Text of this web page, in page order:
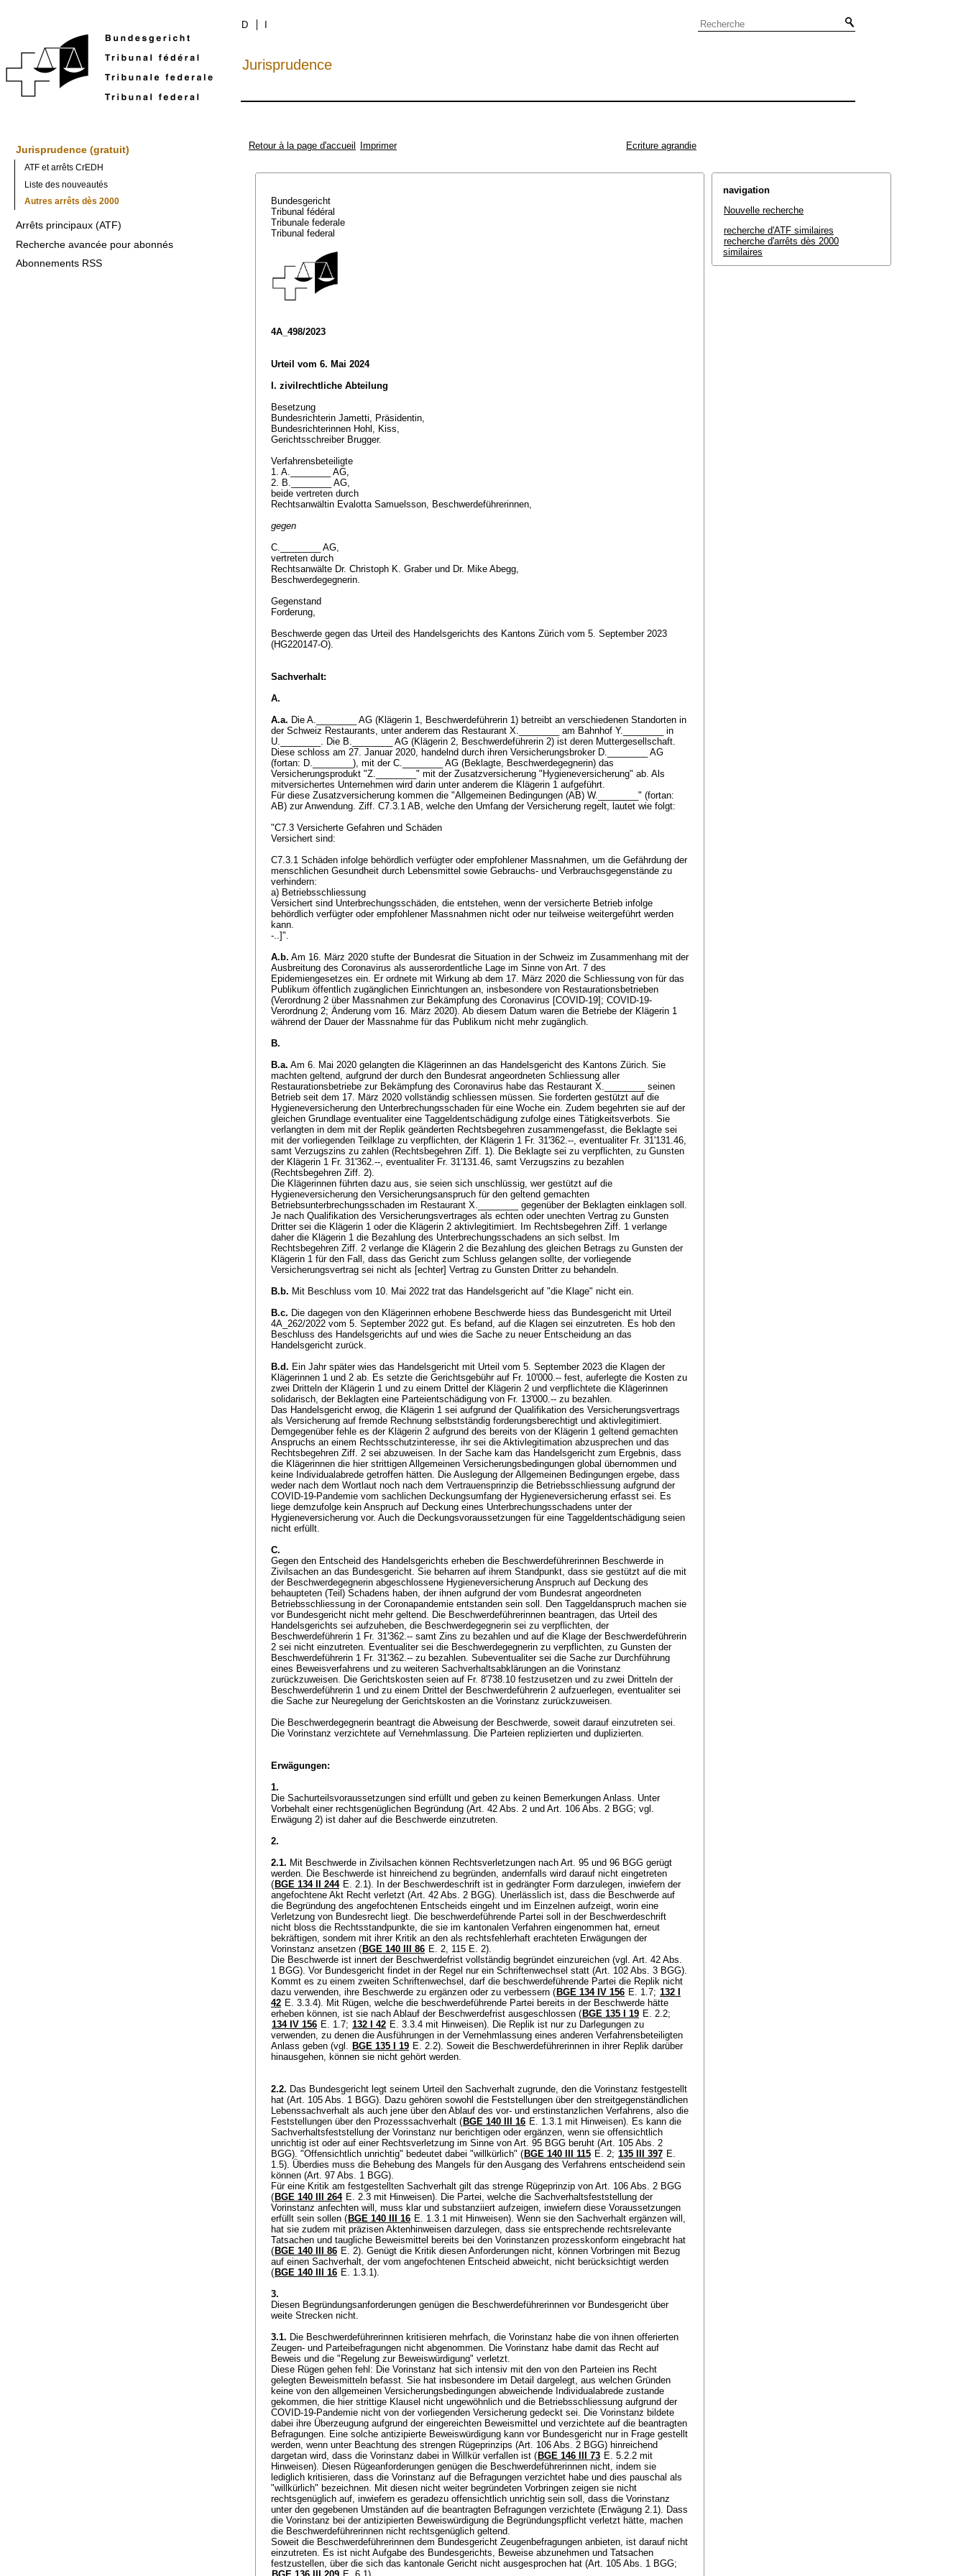
D
Jurisprudence
Jurisprudence (gratuit)
ATF et arrêts CrEDH
Liste des nouveautés
Autres arrêts dès 2000
Arrêts principaux (ATF)
Recherche avancée pour abonnés
Abonnements RSS
Retour à la page d'accueil Imprimer Ecriture agrandie
Bundesgericht
Tribunal fédéral
Tribunale federale
Tribunal federal
4A_498/2023
Urteil vom 6. Mai 2024
I. zivilrechtliche Abteilung
Besetzung
Bundesrichterin Jametti, Präsidentin,
Bundesrichterinnen Hohl, Kiss,
Gerichtsschreiber Brugger.
Verfahrensbeteiligte
1. A.________ AG,
2. B.________ AG,
beide vertreten durch
Rechtsanwältin Evalotta Samuelsson, Beschwerdeführerinnen,
gegen
C.________ AG,
vertreten durch
Rechtsanwälte Dr. Christoph K. Graber und Dr. Mike Abegg,
Beschwerdegegnerin.
Gegenstand
Forderung,
Beschwerde gegen das Urteil des Handelsgerichts des Kantons Zürich vom 5. September 2023
(HG220147-O).
Sachverhalt:
A.
A.a. Die A.________ AG (Klägerin 1, Beschwerdeführerin 1) betreibt an verschiedenen Standorten in
der Schweiz Restaurants, unter anderem das Restaurant X.________ am Bahnhof Y.________ in
U.________. Die B.________ AG (Klägerin 2, Beschwerdeführerin 2) ist deren Muttergesellschaft.
Diese schloss am 27. Januar 2020, handelnd durch ihren Versicherungsbroker D.________ AG
(fortan: D.________), mit der C.________ AG (Beklagte, Beschwerdegegnerin) das
Versicherungsprodukt "Z.________" mit der Zusatzversicherung "Hygieneversicherung" ab. Als
mitversichertes Unternehmen wird darin unter anderem die Klägerin 1 aufgeführt.
Für diese Zusatzversicherung kommen die "Allgemeinen Bedingungen (AB) W.________" (fortan:
AB) zur Anwendung. Ziff. C7.3.1 AB, welche den Umfang der Versicherung regelt, lautet wie folgt:
"C7.3 Versicherte Gefahren und Schäden
Versichert sind:
C7.3.1 Schäden infolge behördlich verfügter oder empfohlener Massnahmen, um die Gefährdung der
menschlichen Gesundheit durch Lebensmittel sowie Gebrauchs- und Verbrauchsgegenstände zu
verhindern:
a) Betriebsschliessung
Versichert sind Unterbrechungsschäden, die entstehen, wenn der versicherte Betrieb infolge
behördlich verfügter oder empfohlener Massnahmen nicht oder nur teilweise weitergeführt werden
kann.
-..]".
A.b. Am 16. März 2020 stufte der Bundesrat die Situation in der Schweiz im Zusammenhang mit der
Ausbreitung des Coronavirus als ausserordentliche Lage im Sinne von Art. 7 des
Epidemiengesetzes ein. Er ordnete mit Wirkung ab dem 17. März 2020 die Schliessung von für das
Publikum öffentlich zugänglichen Einrichtungen an, insbesondere von Restaurationsbetrieben
(Verordnung 2 über Massnahmen zur Bekämpfung des Coronavirus [COVID-19]; COVID-19-
Verordnung 2; Änderung vom 16. März 2020). Ab diesem Datum waren die Betriebe der Klägerin 1
während der Dauer der Massnahme für das Publikum nicht mehr zugänglich.
B.
B.a. Am 6. Mai 2020 gelangten die Klägerinnen an das Handelsgericht des Kantons Zürich. Sie
machten geltend, aufgrund der durch den Bundesrat angeordneten Schliessung aller
Restaurationsbetriebe zur Bekämpfung des Coronavirus habe das Restaurant X.________ seinen
Betrieb seit dem 17. März 2020 vollständig schliessen müssen. Sie forderten gestützt auf die
Hygieneversicherung den Unterbrechungsschaden für eine Woche ein. Zudem begehrten sie auf der
gleichen Grundlage eventualiter eine Taggeldentschädigung zufolge eines Tätigkeitsverbots. Sie
verlangten in dem mit der Replik geänderten Rechtsbegehren zusammengefasst, die Beklagte sei
mit der vorliegenden Teilklage zu verpflichten, der Klägerin 1 Fr. 31'362.--, eventualiter Fr. 31'131.46,
samt Verzugszins zu zahlen (Rechtsbegehren Ziff. 1). Die Beklagte sei zu verpflichten, zu Gunsten
der Klägerin 1 Fr. 31'362.--, eventualiter Fr. 31'131.46, samt Verzugszins zu bezahlen
(Rechtsbegehren Ziff. 2).
Die Klägerinnen führten dazu aus, sie seien sich unschlüssig, wer gestützt auf die
Hygieneversicherung den Versicherungsanspruch für den geltend gemachten
Betriebsunterbrechungsschaden im Restaurant X.________ gegenüber der Beklagten einklagen soll.
Je nach Qualifikation des Versicherungsvertrages als echten oder unechten Vertrag zu Gunsten
Dritter sei die Klägerin 1 oder die Klägerin 2 aktivlegitimiert. Im Rechtsbegehren Ziff. 1 verlange
daher die Klägerin 1 die Bezahlung des Unterbrechungsschadens an sich selbst. Im
Rechtsbegehren Ziff. 2 verlange die Klägerin 2 die Bezahlung des gleichen Betrags zu Gunsten der
Klägerin 1 für den Fall, dass das Gericht zum Schluss gelangen sollte, der vorliegende
Versicherungsvertrag sei nicht als [echter] Vertrag zu Gunsten Dritter zu behandeln.
B.b. Mit Beschluss vom 10. Mai 2022 trat das Handelsgericht auf "die Klage" nicht ein.
B.c. Die dagegen von den Klägerinnen erhobene Beschwerde hiess das Bundesgericht mit Urteil
4A_262/2022 vom 5. September 2022 gut. Es befand, auf die Klagen sei einzutreten. Es hob den
Beschluss des Handelsgerichts auf und wies die Sache zu neuer Entscheidung an das
Handelsgericht zurück.
B.d. Ein Jahr später wies das Handelsgericht mit Urteil vom 5. September 2023 die Klagen der
Klägerinnen 1 und 2 ab. Es setzte die Gerichtsgebühr auf Fr. 10'000.-- fest, auferlegte die Kosten zu
zwei Dritteln der Klägerin 1 und zu einem Drittel der Klägerin 2 und verpflichtete die Klägerinnen
solidarisch, der Beklagten eine Parteientschädigung von Fr. 13'000.-- zu bezahlen.
Das Handelsgericht erwog, die Klägerin 1 sei aufgrund der Qualifikation des Versicherungsvertrags
als Versicherung auf fremde Rechnung selbstständig forderungsberechtigt und aktivlegitimiert.
Demgegenüber fehle es der Klägerin 2 aufgrund des bereits von der Klägerin 1 geltend gemachten
Anspruchs an einem Rechtsschutzinteresse, ihr sei die Aktivlegitimation abzusprechen und das
Rechtsbegehren Ziff. 2 sei abzuweisen. In der Sache kam das Handelsgericht zum Ergebnis, dass
die Klägerinnen die hier strittigen Allgemeinen Versicherungsbedingungen global übernommen und
keine Individualabrede getroffen hätten. Die Auslegung der Allgemeinen Bedingungen ergebe, dass
weder nach dem Wortlaut noch nach dem Vertrauensprinzip die Betriebsschliessung aufgrund der
COVID-19-Pandemie vom sachlichen Deckungsumfang der Hygieneversicherung erfasst sei. Es
liege demzufolge kein Anspruch auf Deckung eines Unterbrechungsschadens unter der
Hygieneversicherung vor. Auch die Deckungsvoraussetzungen für eine Taggeldentschädigung seien
nicht erfüllt.
C.
Gegen den Entscheid des Handelsgerichts erheben die Beschwerdeführerinnen Beschwerde in
Zivilsachen an das Bundesgericht. Sie beharren auf ihrem Standpunkt, dass sie gestützt auf die mit
der Beschwerdegegnerin abgeschlossene Hygieneversicherung Anspruch auf Deckung des
behaupteten (Teil) Schadens haben, der ihnen aufgrund der vom Bundesrat angeordneten
Betriebsschliessung in der Coronapandemie entstanden sein soll. Den Taggeldanspruch machen sie
vor Bundesgericht nicht mehr geltend. Die Beschwerdeführerinnen beantragen, das Urteil des
Handelsgerichts sei aufzuheben, die Beschwerdegegnerin sei zu verpflichten, der
Beschwerdeführerin 1 Fr. 31'362.-- samt Zins zu bezahlen und auf die Klage der Beschwerdeführerin
2 sei nicht einzutreten. Eventualiter sei die Beschwerdegegnerin zu verpflichten, zu Gunsten der
Beschwerdeführerin 1 Fr. 31'362.-- zu bezahlen. Subeventualiter sei die Sache zur Durchführung
eines Beweisverfahrens und zu weiteren Sachverhaltsabklärungen an die Vorinstanz
zurückzuweisen. Die Gerichtskosten seien auf Fr. 8'738.10 festzusetzen und zu zwei Dritteln der
Beschwerdeführerin 1 und zu einem Drittel der Beschwerdeführerin 2 aufzuerlegen, eventualiter sei
die Sache zur Neuregelung der Gerichtskosten an die Vorinstanz zurückzuweisen.
Die Beschwerdegegnerin beantragt die Abweisung der Beschwerde, soweit darauf einzutreten sei.
Die Vorinstanz verzichtete auf Vernehmlassung. Die Parteien replizierten und duplizierten.
Erwägungen:
1.
Die Sachurteilsvoraussetzungen sind erfüllt und geben zu keinen Bemerkungen Anlass. Unter
Vorbehalt einer rechtsgenüglichen Begründung (Art. 42 Abs. 2 und Art. 106 Abs. 2 BGG; vgl.
Erwägung 2) ist daher auf die Beschwerde einzutreten.
2.
2.1. Mit Beschwerde in Zivilsachen können Rechtsverletzungen nach Art. 95 und 96 BGG gerügt
werden. Die Beschwerde ist hinreichend zu begründen, andernfalls wird darauf nicht eingetreten
( BGE 134 II 244 E. 2.1). In der Beschwerdeschrift ist in gedrängter Form darzulegen, inwiefern der
angefochtene Akt Recht verletzt (Art. 42 Abs. 2 BGG). Unerlässlich ist, dass die Beschwerde auf
die Begründung des angefochtenen Entscheids eingeht und im Einzelnen aufzeigt, worin eine
Verletzung von Bundesrecht liegt. Die beschwerdeführende Partei soll in der Beschwerdeschrift
nicht bloss die Rechtsstandpunkte, die sie im kantonalen Verfahren eingenommen hat, erneut
bekräftigen, sondern mit ihrer Kritik an den als rechtsfehlerhaft erachteten Erwägungen der
Vorinstanz ansetzen ( BGE 140 III 86 E. 2, 115 E. 2).
Die Beschwerde ist innert der Beschwerdefrist vollständig begründet einzureichen (vgl. Art. 42 Abs.
1 BGG). Vor Bundesgericht findet in der Regel nur ein Schriftenwechsel statt (Art. 102 Abs. 3 BGG).
Kommt es zu einem zweiten Schriftenwechsel, darf die beschwerdeführende Partei die Replik nicht
dazu verwenden, ihre Beschwerde zu ergänzen oder zu verbessern ( BGE 134 IV 156 E. 1.7; 132 I
42 E. 3.3.4). Mit Rügen, welche die beschwerdeführende Partei bereits in der Beschwerde hätte
erheben können, ist sie nach Ablauf der Beschwerdefrist ausgeschlossen ( BGE 135 I 19 E. 2.2;
134 IV 156 E. 1.7; 132 I 42 E. 3.3.4 mit Hinweisen). Die Replik ist nur zu Darlegungen zu
verwenden, zu denen die Ausführungen in der Vernehmlassung eines anderen Verfahrensbeteiligten
Anlass geben (vgl. BGE 135 I 19 E. 2.2). Soweit die Beschwerdeführerinnen in ihrer Replik darüber
hinausgehen, können sie nicht gehört werden.
2.2. Das Bundesgericht legt seinem Urteil den Sachverhalt zugrunde, den die Vorinstanz festgestellt
hat (Art. 105 Abs. 1 BGG). Dazu gehören sowohl die Feststellungen über den streitgegenständlichen
Lebenssachverhalt als auch jene über den Ablauf des vor- und erstinstanzlichen Verfahrens, also die
Feststellungen über den Prozesssachverhalt ( BGE 140 III 16 E. 1.3.1 mit Hinweisen). Es kann die
Sachverhaltsfeststellung der Vorinstanz nur berichtigen oder ergänzen, wenn sie offensichtlich
unrichtig ist oder auf einer Rechtsverletzung im Sinne von Art. 95 BGG beruht (Art. 105 Abs. 2
BGG). "Offensichtlich unrichtig" bedeutet dabei "willkürlich" ( BGE 140 III 115 E. 2; 135 III 397 E.
1.5). Überdies muss die Behebung des Mangels für den Ausgang des Verfahrens entscheidend sein
können (Art. 97 Abs. 1 BGG).
Für eine Kritik am festgestellten Sachverhalt gilt das strenge Rügeprinzip von Art. 106 Abs. 2 BGG
( BGE 140 III 264 E. 2.3 mit Hinweisen). Die Partei, welche die Sachverhaltsfeststellung der
Vorinstanz anfechten will, muss klar und substanziiert aufzeigen, inwiefern diese Voraussetzungen
erfüllt sein sollen ( BGE 140 III 16 E. 1.3.1 mit Hinweisen). Wenn sie den Sachverhalt ergänzen will,
hat sie zudem mit präzisen Aktenhinweisen darzulegen, dass sie entsprechende rechtsrelevante
Tatsachen und taugliche Beweismittel bereits bei den Vorinstanzen prozesskonform eingebracht hat
( BGE 140 III 86 E. 2). Genügt die Kritik diesen Anforderungen nicht, können Vorbringen mit Bezug
auf einen Sachverhalt, der vom angefochtenen Entscheid abweicht, nicht berücksichtigt werden
( BGE 140 III 16 E. 1.3.1).
3.
Diesen Begründungsanforderungen genügen die Beschwerdeführerinnen vor Bundesgericht über
weite Strecken nicht.
3.1. Die Beschwerdeführerinnen kritisieren mehrfach, die Vorinstanz habe die von ihnen offerierten
Zeugen- und Parteibefragungen nicht abgenommen. Die Vorinstanz habe damit das Recht auf
Beweis und die "Regelung zur Beweiswürdigung" verletzt.
Diese Rügen gehen fehl: Die Vorinstanz hat sich intensiv mit den von den Parteien ins Recht
gelegten Beweismitteln befasst. Sie hat insbesondere im Detail dargelegt, aus welchen Gründen
keine von den allgemeinen Versicherungsbedingungen abweichende Individualabrede zustande
gekommen, die hier strittige Klausel nicht ungewöhnlich und die Betriebsschliessung aufgrund der
COVID-19-Pandemie nicht von der vorliegenden Versicherung gedeckt sei. Die Vorinstanz bildete
dabei ihre Überzeugung aufgrund der eingereichten Beweismittel und verzichtete auf die beantragten
Befragungen. Eine solche antizipierte Beweiswürdigung kann vor Bundesgericht nur in Frage gestellt
werden, wenn unter Beachtung des strengen Rügeprinzips (Art. 106 Abs. 2 BGG) hinreichend
dargetan wird, dass die Vorinstanz dabei in Willkür verfallen ist ( BGE 146 III 73 E. 5.2.2 mit
Hinweisen). Diesen Rügeanforderungen genügen die Beschwerdeführerinnen nicht, indem sie
lediglich kritisieren, dass die Vorinstanz auf die Befragungen verzichtet habe und dies pauschal als
"willkürlich" bezeichnen. Mit diesen nicht weiter begründeten Vorbringen zeigen sie nicht
rechtsgenüglich auf, inwiefern es geradezu offensichtlich unrichtig sein soll, dass die Vorinstanz
unter den gegebenen Umständen auf die beantragten Befragungen verzichtete (Erwägung 2.1). Dass
die Vorinstanz bei der antizipierten Beweiswürdigung die Begründungspflicht verletzt hätte, machen
die Beschwerdeführerinnen nicht rechtsgenüglich geltend.
Soweit die Beschwerdeführerinnen dem Bundesgericht Zeugenbefragungen anbieten, ist darauf nicht
einzutreten. Es ist nicht Aufgabe des Bundesgerichts, Beweise abzunehmen und Tatsachen
festzustellen, über die sich das kantonale Gericht nicht ausgesprochen hat (Art. 105 Abs. 1 BGG;
navigation
Nouvelle recherche
recherche d'ATF similaires
recherche d'arrêts dès 2000
similaires